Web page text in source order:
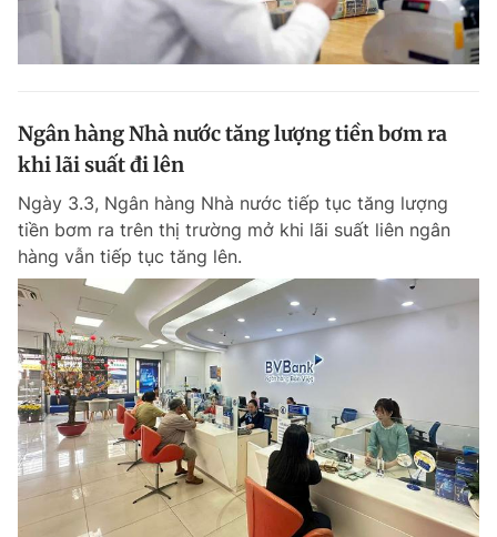
Ngân hàng Nhà nước tăng lượng tiền bơm ra
khi lãi suất đi lên
Ngày 3.3, Ngân hàng Nhà nước tiếp tục tăng lượng
tiền bơm ra trên thị trường mở khi lãi suất liên ngân
hàng vẫn tiếp tục tăng lên.